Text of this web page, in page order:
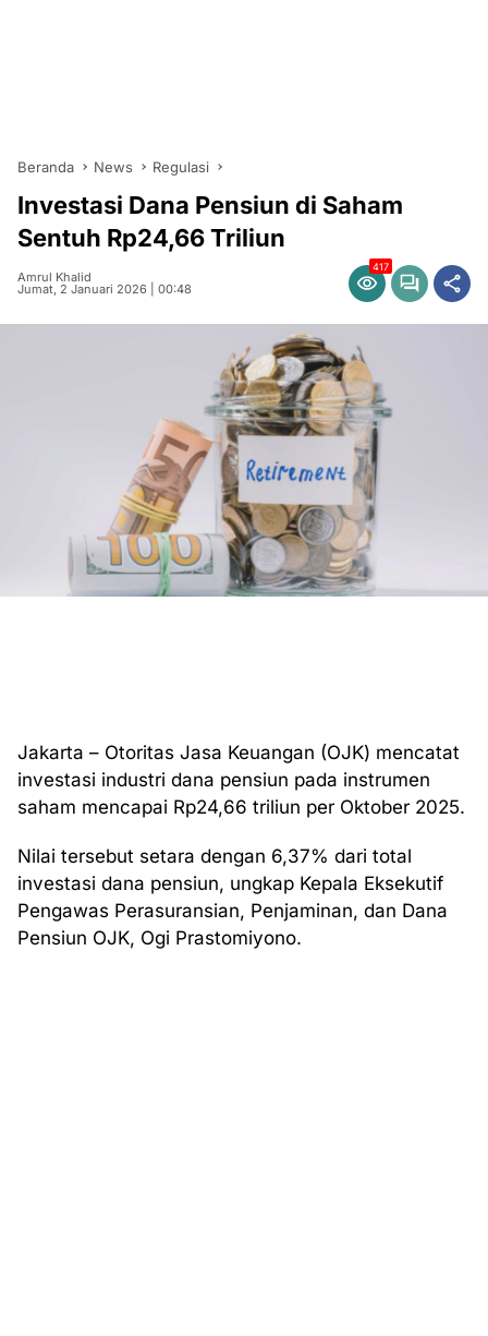
Beranda News Regulasi
Investasi Dana Pensiun di Saham
Sentuh Rp24,66 Triliun
Amrul Khalid
Jumat, 2 Januari 2026 | 00:48
417
Jakarta – Otoritas Jasa Keuangan (OJK) mencatat
investasi industri dana pensiun pada instrumen
saham mencapai Rp24,66 triliun per Oktober 2025.
Nilai tersebut setara dengan 6,37% dari total
investasi dana pensiun, ungkap Kepala Eksekutif
Pengawas Perasuransian, Penjaminan, dan Dana
Pensiun OJK, Ogi Prastomiyono.